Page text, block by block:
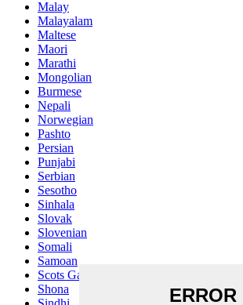
Malay
Malayalam
Maltese
Maori
Marathi
Mongolian
Burmese
Nepali
Norwegian
Pashto
Persian
Punjabi
Serbian
Sesotho
Sinhala
Slovak
Slovenian
Somali
Samoan
Scots Gaelic
Shona